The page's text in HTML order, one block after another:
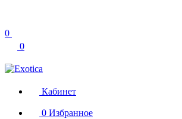
0
0
Кабинет
0 Избранное